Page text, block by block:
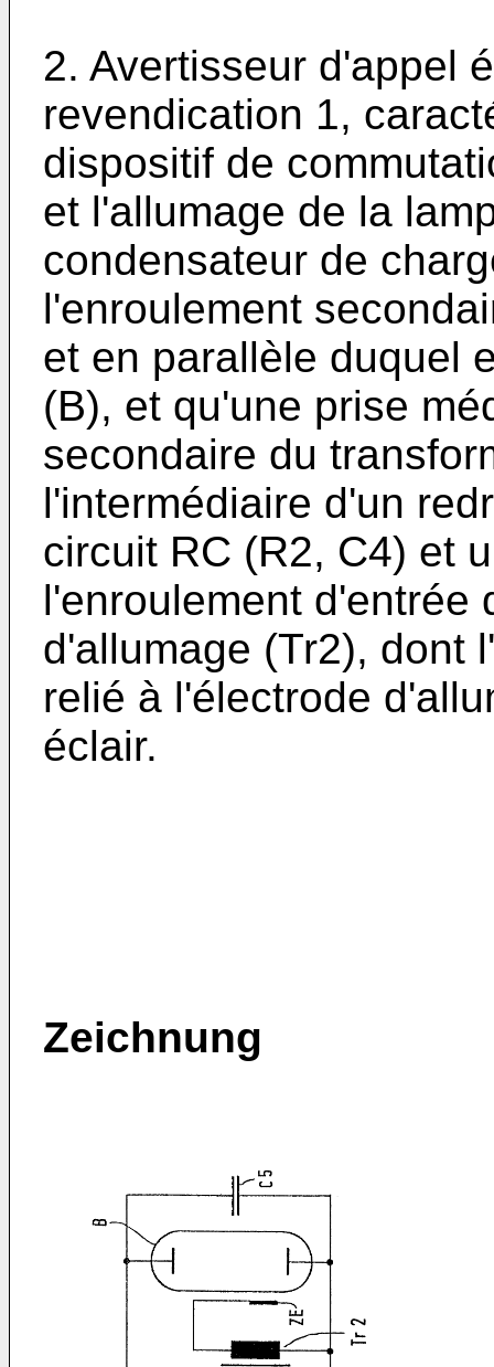
2. Avertisseur d'appel
revendication 1,
dispositif de
et l'allumage de la
condensateur de
l'enroulement
et en parallèle duquel
(B), et qu'une prise
secondaire du
l'intermédiaire d'un
circuit RC (R2, C4) et
l'enroulement d'entrée
d'allumage (Tr2), dont
relié à l'électrode
éclair.
Zeichnung